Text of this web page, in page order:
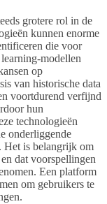
grotere rol in de
kunnen enorme
die voor
modellen
op
van historische data
voortdurend verfijnd
hun
technologieën
onderliggende
Het is belangrijk om
dat voorspellingen
Een platform
om gebruikers te